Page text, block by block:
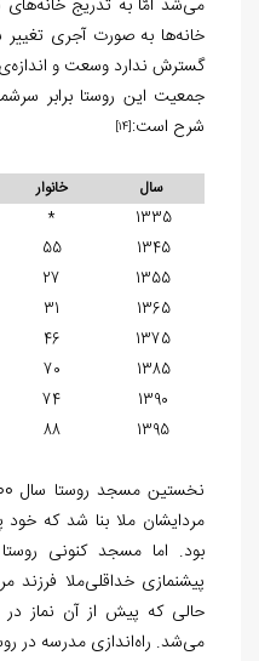
می‌شد امّا به تدریج خانه‌های
خانه‌ها به صورت آجری تغییر
گسترش ندارد وسعت و
جمعیت این روستا برابر
شرح است:[14]
سال خانوار
1335
*
1345
55
1355
27
1365
31
1375
46
1385
70
1390
74
1395
88
مردایشان ملا بنا شد که خود
پیشنمازی خداقلی‌ملا فرزند
حالی که پیش از آن نماز در
می‌شد. راه‌اندازی مدرسه در